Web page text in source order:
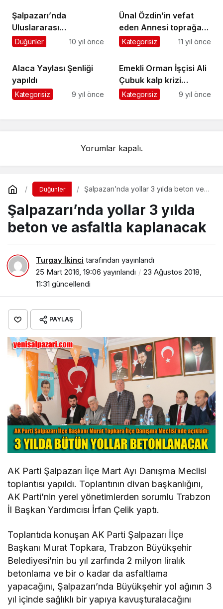
Şalpazarı’nda
Uluslararası
Sempozyum
Düğünler 10 yıl önce
Ünal Özdin’in vefat
eden Annesi toprağa
verildi
Kategorisiz 11 yıl önce
Alaca Yaylası Şenliği
yapıldı
Kategorisiz 9 yıl önce
Emekli Orman İşçisi Ali
Çubuk kalp krizi
geçirerek hayatını
Kategorisiz 9 yıl önce
Yorumlar kapalı.
Düğünler
Şalpazarı’nda yollar 3 yılda beton ve
Şalpazarı’nda yollar 3 yılda
beton ve asfaltla kaplanacak
Turgay İkinci tarafından yayınlandı
25 Mart 2016, 19:06 yayınlandı
23 Ağustos 2018,
11:31 güncellendi
PAYLAŞ
AK Parti Şalpazarı İlçe Mart Ayı Danışma Meclisi
toplantısı yapıldı. Toplantının divan başkanlığını,
AK Parti’nin yerel yönetimlerden sorumlu Trabzon
İl Başkan Yardımcısı İrfan Çelik yaptı.
Toplantıda konuşan AK Parti Şalpazarı İlçe
Başkanı Murat Topkara, Trabzon Büyükşehir
Belediyesi’nin bu yıl zarfında 2 milyon liralık
betonlama ve bir o kadar da asfaltlama
yapacağını, Şalpazarı’nda Büyükşehir yol ağının 3
yıl içinde sağlıklı bir yapıya kavuşturalacağını